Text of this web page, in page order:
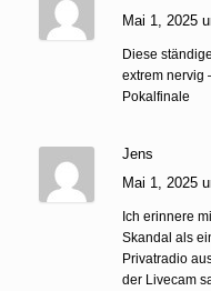
Mai 1, 2025
Diese
extrem nervig
Pokalfinale
Jens
Mai 1, 2025
Ich erinnere
Skandal als
Privatradio
der Livecam